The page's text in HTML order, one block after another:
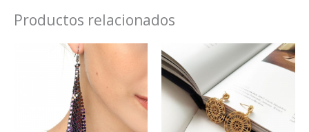
Productos relacionados
producto
múltiples